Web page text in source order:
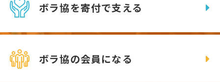
ボラ協を寄付で支える
ボラ協の会員になる